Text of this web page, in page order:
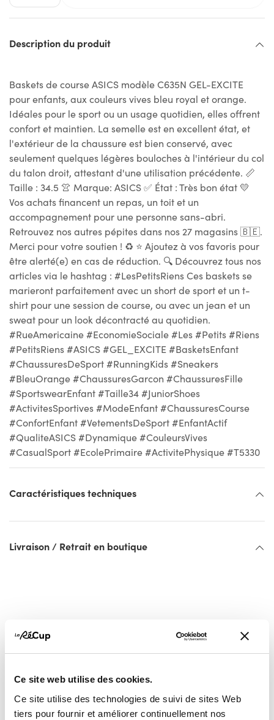
Ce site web utilise des cookies.
Ce site utilise des technologies de suivi de sites Web
tiers pour fournir et améliorer continuellement nos
Description du produit
Baskets de course ASICS modèle C635N GEL-EXCITE
pour enfants, aux couleurs vives bleu royal et orange.
Idéales pour le sport ou un usage quotidien, elles offrent
confort et maintien. La semelle est en excellent état, et
l'extérieur de la chaussure est bien conservé, avec
seulement quelques légères bouloches à l'intérieur du col
du talon droit, attestant d'une utilisation précédente. 📏
Taille : 34.5 👚 Marque: ASICS ✅ État : Très bon état 💛
Vos achats financent un repas, un toit et un
accompagnement pour une personne sans-abri.
Retrouvez nos autres pépites dans nos 27 magasins 🇧🇪.
Merci pour votre soutien ! ♻ ⭐ Ajoutez à vos favoris pour
être alerté(e) en cas de réduction. 🔍 Découvrez tous nos
articles via le hashtag : #LesPetitsRiens Ces baskets se
marieront parfaitement avec un short de sport et un t-
shirt pour une session de course, ou avec un jean et un
sweat pour un look décontracté au quotidien.
#RueAmericaine #EconomieSociale #Les #Petits #Riens
#PetitsRiens #ASICS #GEL_EXCITE #BasketsEnfant
#ChaussuresDeSport #RunningKids #Sneakers
#BleuOrange #ChaussuresGarcon #ChaussuresFille
#SportswearEnfant #Taille34 #JuniorShoes
#ActivitesSportives #ModeEnfant #ChaussuresCourse
#ConfortEnfant #VetementsDeSport #EnfantActif
#QualiteASICS #Dynamique #CouleursVives
#CasualSport #EcolePrimaire #ActivitePhysique #T5330
Caractéristiques techniques
Livraison / Retrait en boutique
Vous pourriez aussi